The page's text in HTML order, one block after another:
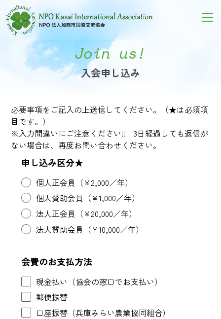
Join us!
入会申し込み
必要事項をご記入の上送信してください。（★は必須項
目です。）
※入力間違いにご注意ください!! 3日経過しても返信が
ない場合は、再度お問い合わせください。
申し込み区分★
個人正会員（¥2,000／年）
個人賛助会員（¥1,000／年）
法人正会員（¥20,000／年）
法人賛助会員（¥10,000／年）
会費のお支払方法
現金払い（協会の窓口でお支払い）
郵便振替
口座振替（兵庫みらい農業協同組合）